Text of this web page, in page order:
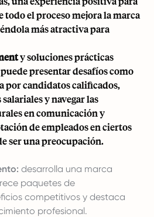
el proceso mejora la marca
más atractiva para
y soluciones prácticas
presentar desafíos como
por candidatos calificados,
y navegar las
en comunicación y
de empleados en ciertos
ser una preocupación.
desarrolla una marca
paquetes de
competitivos y destaca
profesional.